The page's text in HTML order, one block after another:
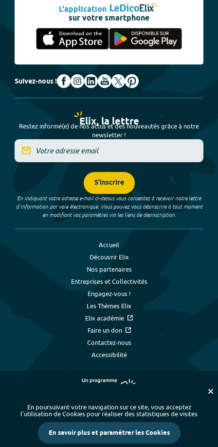
L'application
sur votre smartphone
Suivez-nous !
Elix, la lettre
Restez informé(e) de nos actus et des nouveautés grâce à notre
newsletter !
S'inscrire
En indiquant votre adresse e-mail ci-dessus vous consentez à recevoir notre lettre
d’information par voie électronique. Vous pouvez vous désinscrire à tout moment
en modifiant vos paramètres via les liens de désinscription.
Accueil
Découvrir Elix
Nos partenaires
Entreprises et Collectivités
Engagez-vous !
Les Thèmes Elix
Elix académie
Faire un don
Contactez-nous
Accessibilité
Plan du site - Index alphabétique
-
Mentions légales et données personnelles
- Paramétrer les cookies
Crédits
En poursuivant votre navigation sur ce site, vous acceptez
l’utilisation de Cookies pour réaliser des statistiques de visites
En savoir plus et paramétrer les Cookies